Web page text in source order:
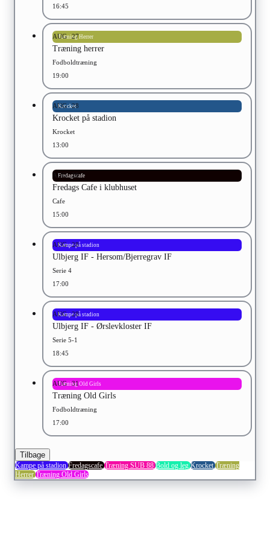
16:45
Træning Herrer
AUG 27
Træning herrer
Fodboldtræning
19:00
Krocket
AUG 28
Krocket på stadion
Krocket
13:00
Fredagscafe
AUG 28
Fredags Cafe i klubhuset
Cafe
15:00
Kampe på stadion
AUG 28
Ulbjerg IF - Hersom/Bjerregrav IF
Serie 4
17:00
Kampe på stadion
AUG 28
Ulbjerg IF - Ørslevkloster IF
Serie 5-1
18:45
Træning Old Girls
AUG 31
Træning Old Girls
Fodboldtræning
17:00
Tilbage
Kampe på stadionFredagscafeTræning SUB 88Bold og legKrocketTræning
HerrerTræning Old Girls